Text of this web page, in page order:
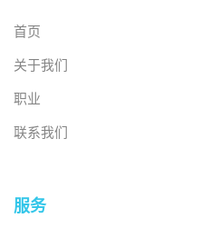
越南服装市场的演变
首页
关于我们
职业
联系我们
服务